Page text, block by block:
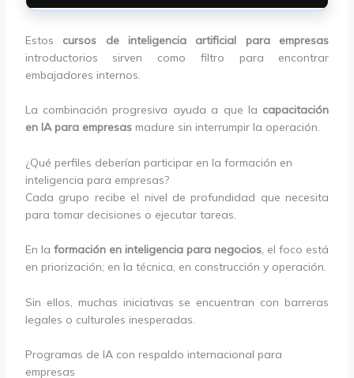
Estos cursos de inteligencia artificial para empresas
introductorios sirven como filtro para encontrar
embajadores internos.
La combinación progresiva ayuda a que la capacitación
en IA para empresasmadure sin interrumpir la operación.
¿Qué perfiles deberían participar en la formación en
inteligencia para empresas?
Cada grupo recibe el nivel de profundidad que necesita
para tomar decisiones o ejecutar tareas.
En la formación en inteligencia para negocios, el foco está
en priorización; en la técnica, en construcción y operación.
Sin ellos, muchas iniciativas se encuentran con barreras
legales o culturales inesperadas.
Programas de IA con respaldo internacional para
empresas